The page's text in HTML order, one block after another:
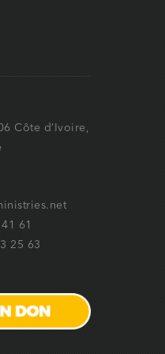
Côte d’Ivoire,
61
25 63